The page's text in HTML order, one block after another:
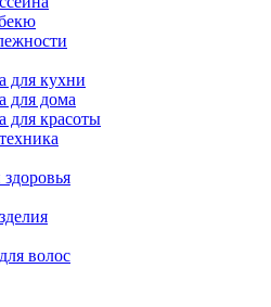
для кухни
для дома
для красоты
волос